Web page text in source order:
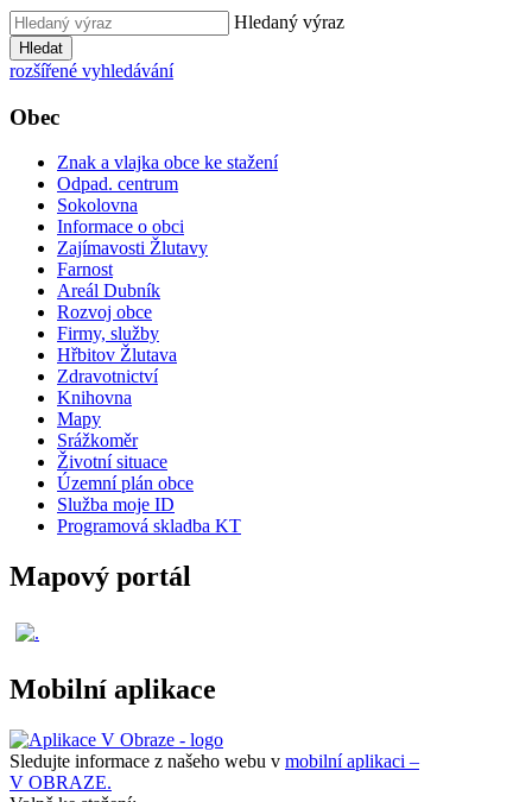
Hledaný výraz
Hledat
rozšířené vyhledávání
Obec
Znak a vlajka obce ke stažení
Odpad. centrum
Sokolovna
Informace o obci
Zajímavosti Žlutavy
Farnost
Areál Dubník
Rozvoj obce
Firmy, služby
Hřbitov Žlutava
Zdravotnictví
Knihovna
Mapy
Srážkoměr
Životní situace
Územní plán obce
Služba moje ID
Programová skladba KT
Mapový portál
Mobilní aplikace
Sledujte informace z našeho webu v mobilní aplikaci –
V OBRAZE.